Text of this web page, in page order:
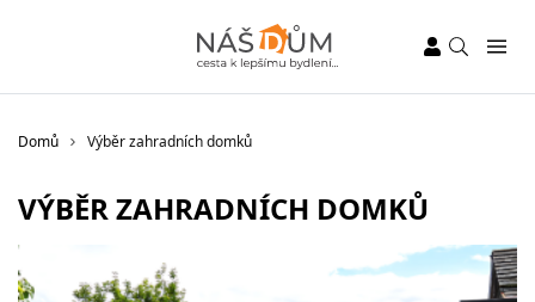
Domů Výběr zahradních domků
VÝBĚR ZAHRADNÍCH DOMKŮ